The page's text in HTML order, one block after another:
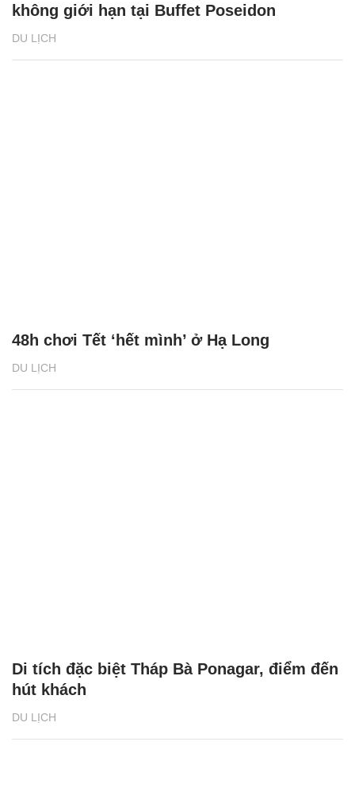
DU LỊCH
không giới hạn tại Buffet Poseidon
DU LỊCH
48h chơi Tết ‘hết mình’ ở Hạ Long
DU LỊCH
Di tích đặc biệt Tháp Bà Ponagar, điểm đến
hút khách